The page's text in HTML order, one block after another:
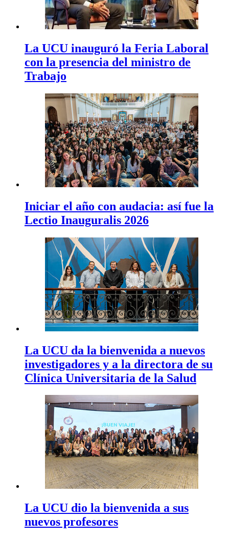
La UCU inauguró la Feria Laboral
con la presencia del ministro de
Trabajo
Iniciar el año con audacia: así fue la
Lectio Inauguralis 2026
La UCU da la bienvenida a nuevos
investigadores y a la directora de su
Clínica Universitaria de la Salud
La UCU dio la bienvenida a sus
nuevos profesores